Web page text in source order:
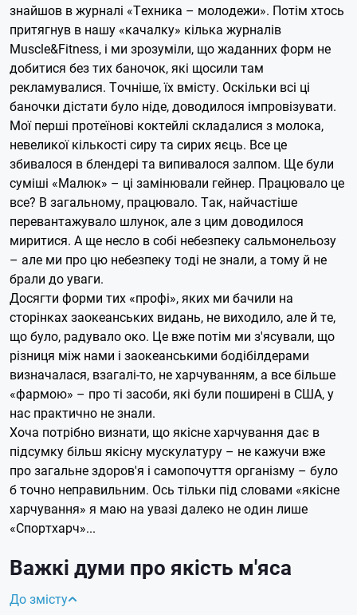
знайшов в журналі «Техника – молодежи». Потім хтось
притягнув в нашу «качалку» кілька журналів
Muscle&Fitness, і ми зрозуміли, що жаданних форм не
добитися без тих баночок, які щосили там
рекламувалися. Точніше, їх вмісту. Оскільки всі ці
баночки дістати було ніде, доводилося імпровізувати.
Мої перші протеїнові коктейлі складалися з молока,
невеликої кількості сиру та сирих яєць. Все це
збивалося в блендері та випивалося залпом. Ще були
суміші «Малюк» – ці замінювали гейнер. Працювало це
все? В загальному, працювало. Так, найчастіше
перевантажувало шлунок, але з цим доводилося
миритися. А ще несло в собі небезпеку сальмонельозу
– але ми про цю небезпеку тоді не знали, а тому й не
брали до уваги.
Досягти форми тих «профі», яких ми бачили на
сторінках заокеанських видань, не виходило, але й те,
що було, радувало око. Це вже потім ми з'ясували, що
різниця між нами і заокеанськими бодібілдерами
визначалася, взагалі-то, не харчуванням, а все більше
«фармою» – про ті засоби, які були поширені в США, у
нас практично не знали.
Хоча потрібно визнати, що якісне харчування дає в
підсумку більш якісну мускулатуру – не кажучи вже
про загальне здоров'я і самопочуття організму – було
б точно неправильним. Ось тільки під словами «якісне
харчування» я маю на увазі далеко не один лише
«Спортхарч»...
Важкі думи про якість м'яса
До змісту